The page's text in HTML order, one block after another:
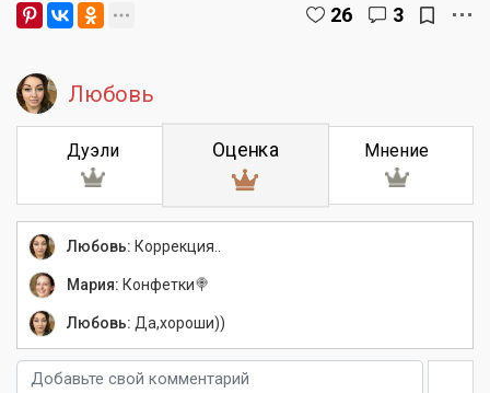
26 3
Любовь
Дуэли Оценка Мнение
Любовь: Коррекция..
Мария: Конфетки🍭
Любовь: Да,хороши))